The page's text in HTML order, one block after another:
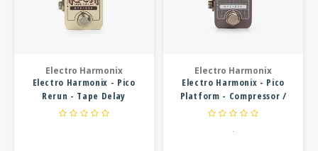
Electro Harmonix
Electro Harmonix - Pico
Rerun - Tape Delay
Electro Harmonix
Electro Harmonix - Pico
Platform - Compressor /
Limiter